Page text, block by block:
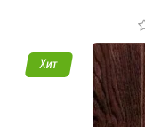
Хит